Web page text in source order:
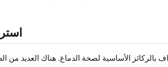
الأساسية لصحة الدماغ. هناك العديد من